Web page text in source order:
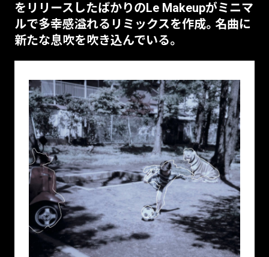
をリリースしたばかりのLe Makeupがミニマ
ルで多幸感溢れるリミックスを作成。名曲に
新たな息吹を吹き込んでいる。